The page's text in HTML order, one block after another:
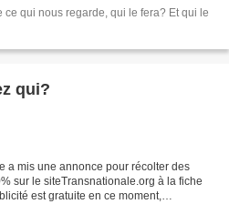
qui nous regarde, qui le fera? Et qui le
qui?
a mis une annonce pour récolter des
sur le siteTransnationale.org à la fiche
est gratuite en ce moment,